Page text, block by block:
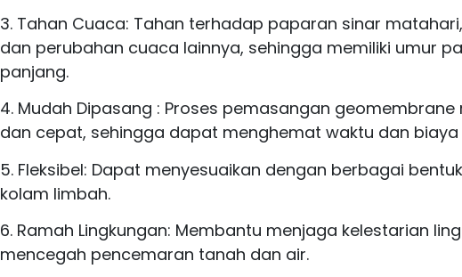
3. Tahan Cuaca: Tahan terhadap paparan sinar
dan perubahan cuaca lainnya, sehingga memiliki umur
panjang.
4. Mudah Dipasang : Proses pemasangan
dan cepat, sehingga dapat menghemat waktu dan biaya
5. Fleksibel: Dapat menyesuaikan dengan berbagai
kolam limbah.
6. Ramah Lingkungan: Membantu menjaga kelestarian
mencegah pencemaran tanah dan air.